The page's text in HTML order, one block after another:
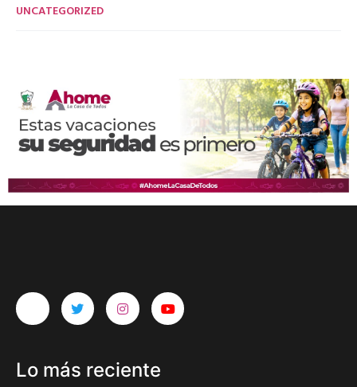
UNCATEGORIZED
Lo más reciente